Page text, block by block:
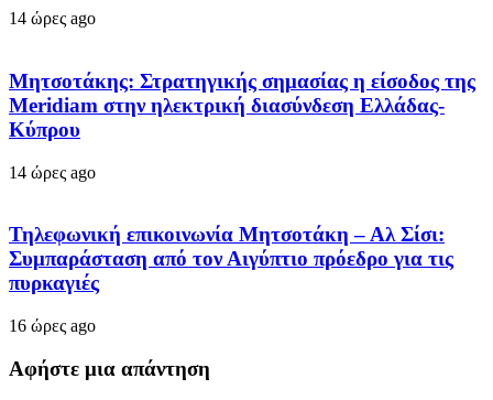
14 ώρες ago
Μητσοτάκης: Στρατηγικής σημασίας η είσοδος της
Meridiam στην ηλεκτρική διασύνδεση Ελλάδας-
Κύπρου
14 ώρες ago
Τηλεφωνική επικοινωνία Μητσοτάκη – Αλ Σίσι:
Συμπαράσταση από τον Αιγύπτιο πρόεδρο για τις
πυρκαγιές
16 ώρες ago
Αφήστε μια απάντηση